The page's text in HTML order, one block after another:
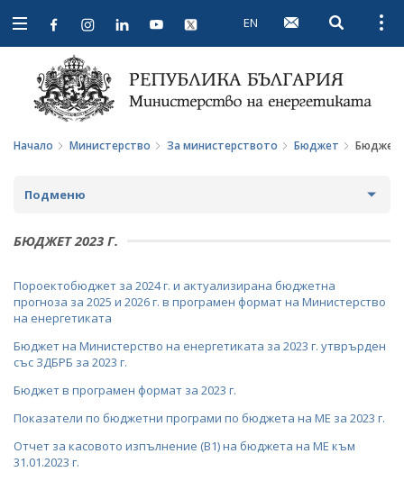
Open
navigation
EN Open
Начало Министерство За министерството Бюджет Бюджет
Подменю
ЗА МИНИСТЕРСТВОТО
ЗА НАС
МИСИЯ И ЦЕЛИ
ИСТОРИЯ
ОДИТЕН КОМИТЕТ
БЮДЖЕТ
БЮДЖЕТ 2023 Г.
Пороектобюджет за 2024 г. и актуализирана бюджетна
прогноза за 2025 и 2026 г. в програмен формат на Министерство
на енергетиката
Бюджет на Министерство на енергетиката за 2023 г. утврърден
със ЗДБРБ за 2023 г.
Бюджет в програмен формат за 2023 г.
Показатели по бюджетни програми по бюджета на МЕ за 2023 г.
Отчет за касовото изпълнение (В1) на бюджета на МЕ към
31.01.2023 г.